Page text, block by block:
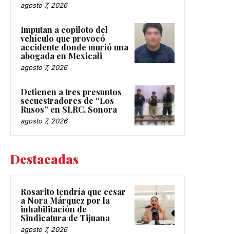
agosto 7, 2026
Imputan a copiloto del
vehículo que provocó
accidente donde murió una
abogada en Mexicali
agosto 7, 2026
Detienen a tres presuntos
secuestradores de “Los
Rusos” en SLRC, Sonora
agosto 7, 2026
Destacadas
Rosarito tendría que cesar
a Nora Márquez por la
inhabilitación de
Sindicatura de Tijuana
agosto 7, 2026